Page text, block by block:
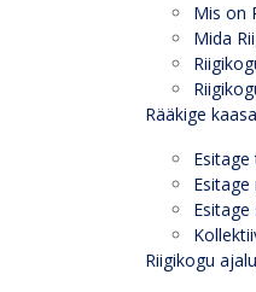
Mis on
Mida
Rääkige
Riigikogu